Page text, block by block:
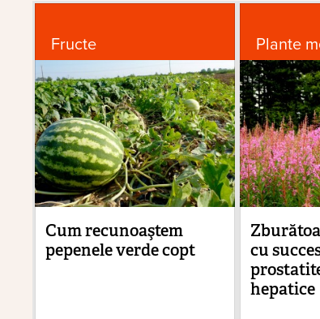
Fructe
Cum recunoaştem
pepenele verde copt
Plante
cu
hepatice